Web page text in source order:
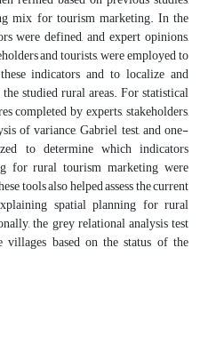
mix for tourism marketing. In the
were defined, and expert opinions,
and tourists, were employed to
indicators and to localize and
studied rural areas. For statistical
completed by experts, stakeholders,
of variance, Gabriel test, and one-
to determine which indicators
for rural tourism marketing were
tools also helped assess the current
spatial planning for rural
the grey relational analysis test
based on the status of the